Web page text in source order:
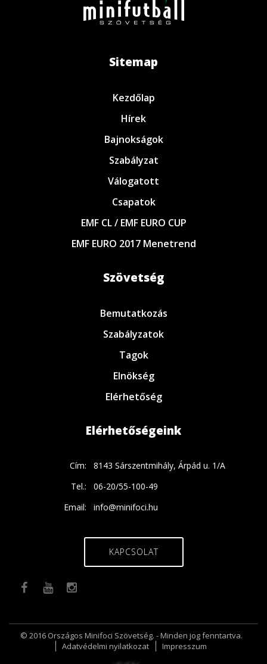
Sitemap
Kezdőlap
Hírek
Bajnokságok
Szabályzat
Válogatott
Csapatok
EMF CL / EMF EURO CUP
EMF EURO 2017 Menetrend
Szövetség
Bemutatkozás
Szabályzatok
Tagok
Elnökség
Elérhetőség
Elérhetőségeink
Cím:
8143 Sárszentmihály, Árpád u. 1/A
Tel.:
06-20/55-100-49
Email:
info@minifoci.hu
KAPCSOLAT
© 2016 Országos Minifoci Szövetség. - Minden jog fenntartva.
Adatvédelmi nyilatkozat
Impresszum